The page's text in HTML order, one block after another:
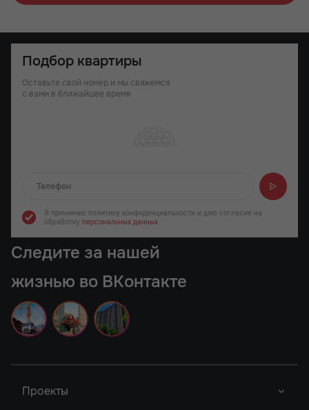
Подбор квартиры
Оставьте свой номер и мы свяжемся
с вами в ближайшее время
Я принимаю политику конфиденциальности и даю согласие на
обработку персональных данных
Следите за нашей
жизнью во ВКонтакте
Проекты